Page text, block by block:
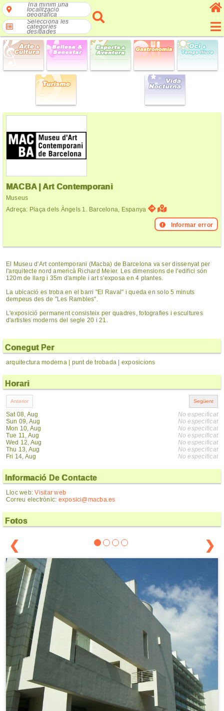
Tria mínim una
localització
geogràfica
Selecciona les
categories
desitjades
MACBA | Art Contemporani
Museus
Adreça: Plaça dels Àngels 1. Barcelona, Espanya
Informar error
El Museu d'Art contemporani (Macba) de Barcelona va ser dissenyat per
l'arquitecte nord americà Richard Meier. Les dimensions de l'edifici són
120m de llarg i 35m d'ample i art s'exposa en 4 plantes.
La ubicació es troba en el barri "El Raval" i queda en solo 5 minuts
dempeus des de "Les Rambles".
L'exposició permanent consisteix per quadres, fotografies i escultures
d'artistes moderns del segle 20 i 21.
Conegut Per
arquitectura moderna | punt de trobada | exposicions
Horari
Sat 08, Aug
Sun 09, Aug
Mon 10, Aug
Tue 11, Aug
Wed 12, Aug
Thu 13, Aug
Fri 14, Aug
No especificat
No especificat
No especificat
No especificat
No especificat
No especificat
No especificat
Informació De Contacte
Lloc web:Visitar web
Correu electrònic: exposici@macba.es
Fotos
❮ ❯